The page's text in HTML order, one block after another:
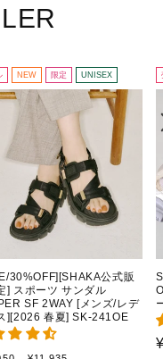
NEW 限定 UNISEX
30%OFF][SHAKA公式販
] スポーツ サンダル
SF 2WAY [メンズ/レデ
][2026 春夏] SK-241OE
セ